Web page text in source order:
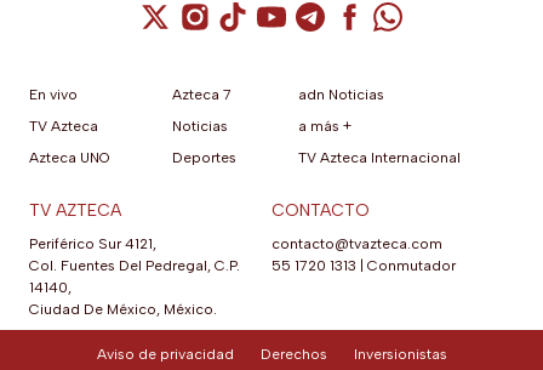
Cuenta de X / Twitter (se abre en una
Cuenta de Instagram (se abre en una
Cuenta de TikTok (se abre en
Cuenta de YouTube (se abre
Cuenta de Telegram (se
Cuenta de
Cuenta de
En vivo
TV Azteca
Azteca UNO
Azteca 7
Noticias
Deportes
adn Noticias
a más +
TV Azteca Internacional
TV AZTECA
Periférico Sur 4121,
Col. Fuentes Del Pedregal, C.P.
14140,
Ciudad De México, México.
CONTACTO
contacto@tvazteca.com
55 1720 1313
Conmutador
Aviso de privacidad Derechos Inversionistas